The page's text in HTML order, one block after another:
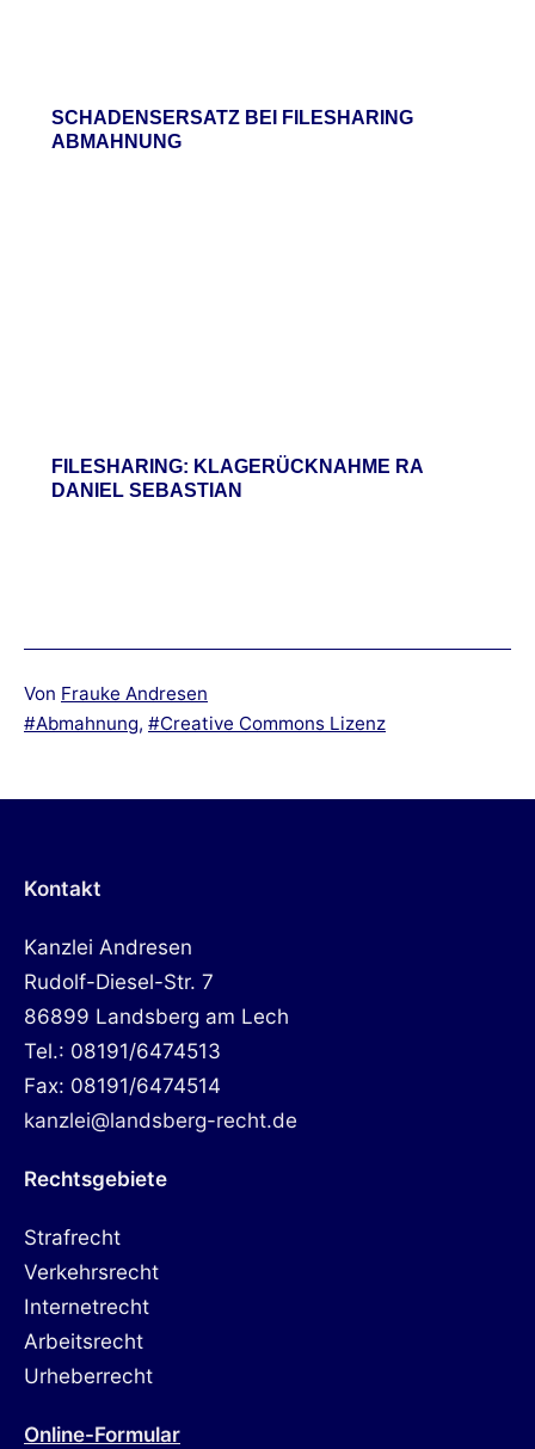
SCHADENSERSATZ BEI FILESHARING
ABMAHNUNG
FILESHARING: KLAGERÜCKNAHME RA
DANIEL SEBASTIAN
Von Frauke Andresen
Verschlagwortet
Abmahnung, Creative Commons Lizenz
Kontakt
Kanzlei Andresen
Rudolf-Diesel-Str. 7
86899 Landsberg am Lech
Tel.: 08191/6474513
Fax: 08191/6474514
kanzlei@landsberg-recht.de
Rechtsgebiete
Strafrecht
Verkehrsrecht
Internetrecht
Arbeitsrecht
Urheberrecht
Online-Formular